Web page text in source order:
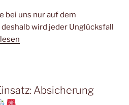
bei uns nur auf dem
wird jeder Unglücksfall
Absicherung